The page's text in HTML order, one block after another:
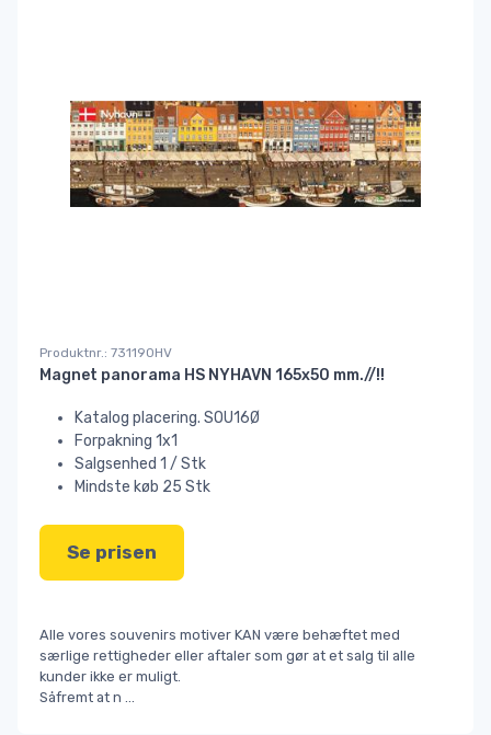
Produktnr.: 731190HV
Magnet panorama HS NYHAVN 165x50 mm.//!!
Katalog placering. SOU16Ø
Forpakning 1x1
Salgsenhed 1 / Stk
Mindste køb 25 Stk
Se prisen
Alle vores souvenirs motiver KAN være behæftet med
særlige rettigheder eller aftaler som gør at et salg til alle
kunder ikke er muligt.
Såfremt at n ...